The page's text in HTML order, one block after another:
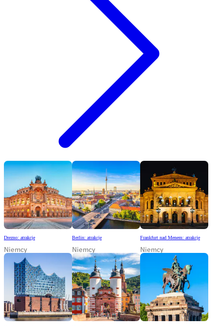
Drezno: atrakcje
Niemcy
Berlin: atrakcje
Niemcy
Frankfurt nad Menem: atrakcje
Niemcy